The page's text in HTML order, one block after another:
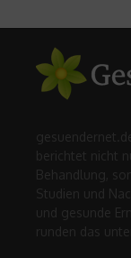
berichtet nicht
Behandlung,
Studien und
und gesunde
runden das